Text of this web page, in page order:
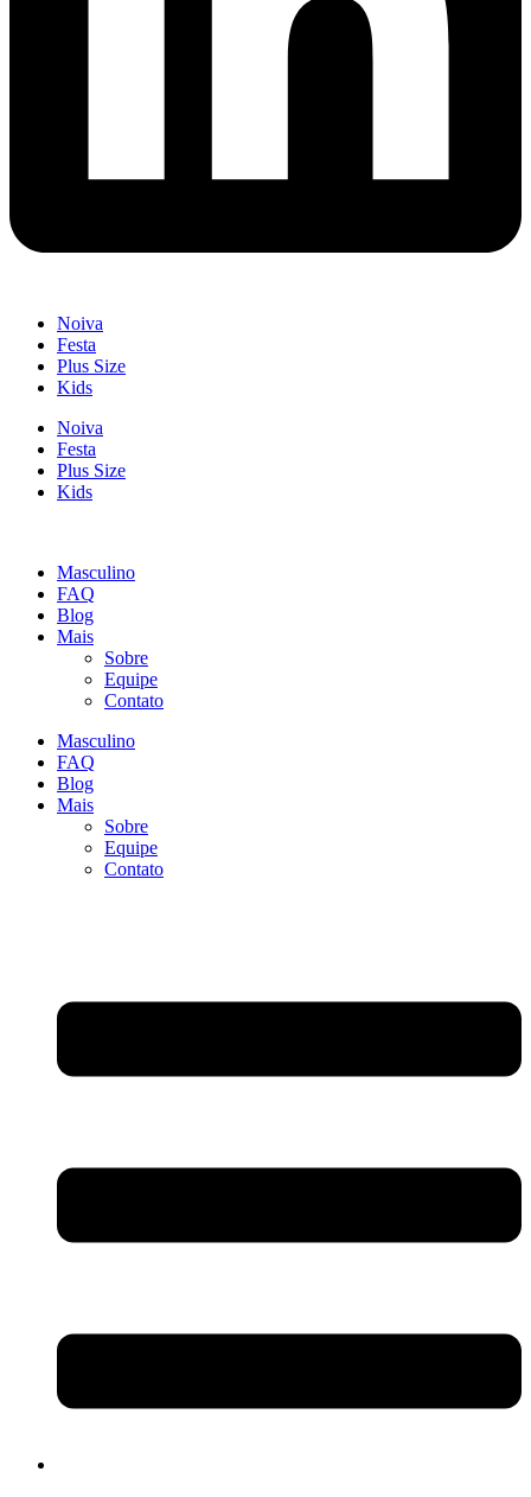
Noiva
Festa
Plus Size
Kids
Noiva
Festa
Plus Size
Kids
Masculino
FAQ
Blog
Mais
Sobre
Equipe
Contato
Masculino
FAQ
Blog
Mais
Sobre
Equipe
Contato